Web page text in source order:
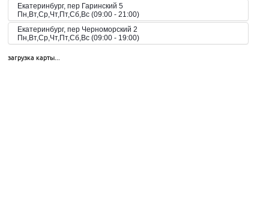
Екатеринбург, пер Гаринский 5
Пн,Вт,Ср,Чт,Пт,Сб,Вс (09:00 - 21:00)
Екатеринбург, пер Черноморский 2
Пн,Вт,Ср,Чт,Пт,Сб,Вс (09:00 - 19:00)
Пн-Вс 10:00-20:00
загрузка карты...